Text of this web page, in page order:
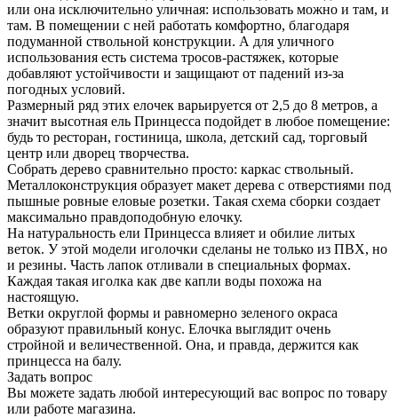
или она исключительно уличная: использовать можно и там, и
там. В помещении с ней работать комфортно, благодаря
подуманной ствольной конструкции. А для уличного
использования есть система тросов-растяжек, которые
добавляют устойчивости и защищают от падений из-за
погодных условий.
Размерный ряд этих елочек варьируется от 2,5 до 8 метров, а
значит высотная ель Принцесса подойдет в любое помещение:
будь то ресторан, гостиница, школа, детский сад, торговый
центр или дворец творчества.
Собрать дерево сравнительно просто: каркас ствольный.
Металлоконструкция образует макет дерева с отверстиями под
пышные ровные еловые розетки. Такая схема сборки создает
максимально правдоподобную елочку.
На натуральность ели Принцесса влияет и обилие литых
веток. У этой модели иголочки сделаны не только из ПВХ, но
и резины. Часть лапок отливали в специальных формах.
Каждая такая иголка как две капли воды похожа на
настоящую.
Ветки округлой формы и равномерно зеленого окраса
образуют правильный конус. Елочка выглядит очень
стройной и величественной. Она, и правда, держится как
принцесса на балу.
Задать вопрос
Вы можете задать любой интересующий вас вопрос по товару
или работе магазина.